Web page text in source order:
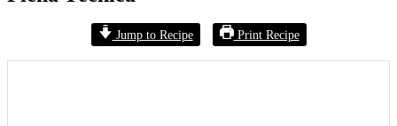
Jump to Recipe Print Recipe